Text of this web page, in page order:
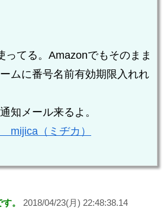
ってる。Amazonでもそのまま
ムに番号名前有効期限入れれ
知メール来るよ。
mijica（ミヂカ）
。
2018/04/23(月) 22:48:38.14